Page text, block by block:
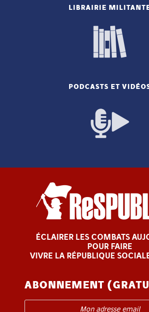
LIBRAIRIE
PODCASTS ET
ÉCLAIRER LES COMBATS
POUR FAIRE
VIVRE LA RÉPUBLIQUE
ABONNEMENT